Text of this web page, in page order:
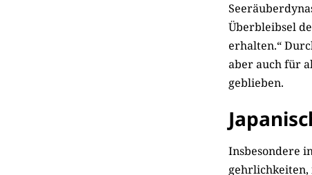
Überbleibsel
erhalten.“
aber auch für
geblieben.
Insbesondere
gehrlichkeiten,